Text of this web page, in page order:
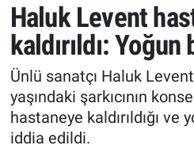
Haluk Levent
kaldırıldı: Yoğun
Ünlü sanatçı Haluk
yaşındaki şarkıcının
hastaneye kaldırıldığı ve
iddia edildi.
Erişim Bilgileri
Ekonomi
Trend
Özel Haberler
Erişim Bilgileri
Spor
Ekonomi
Dünya
Erişim Bilgileri
Tüm Manşetler
Son Dakika Haberleri
Haber Arşivi